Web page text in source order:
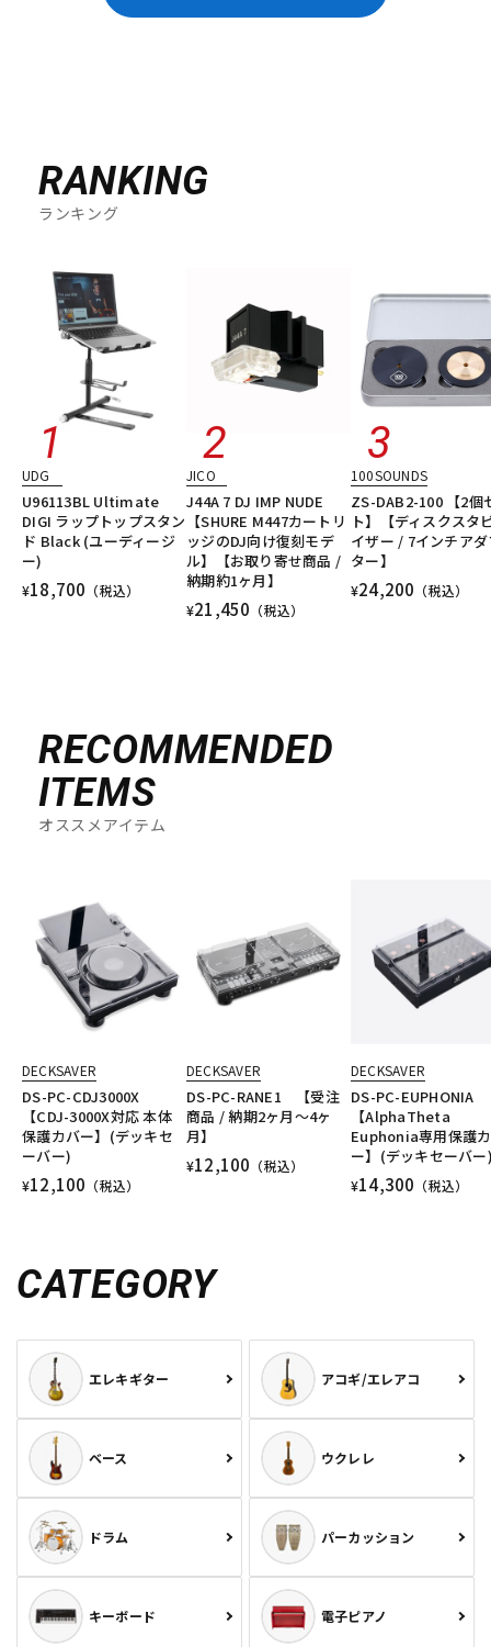
RANKING
ランキング
UDG
U96113BL Ultimate
DIGI ラップトップスタン
ド Black (ユーディージ
ー)
¥18,700 （税込）
JICO
J44A 7 DJ IMP NUDE
【SHURE M447カートリ
ッジのDJ向け復刻モデ
ル】【お取り寄せ商品 /
納期約1ヶ月】
¥21,450 （税込）
100SOUNDS
ZS-DAB2-100 【2個
ト】【ディスクスタ
イザー / 7インチア
ター】
¥24,200 （税込）
RECOMMENDED
ITEMS
オススメアイテム
DECKSAVER
DS-PC-CDJ3000X
【CDJ-3000X対応 本体
保護カバー】(デッキセ
ーバー)
¥12,100 （税込）
DECKSAVER
DS-PC-RANE1 【受注
商品 / 納期2ヶ月～4ヶ
月】
¥12,100 （税込）
DECKSAVER
DS-PC-EUPHONIA
【AlphaTheta
Euphonia専用保護
ー】(デッキセーバ
¥14,300 （税込）
CATEGORY
エレキギター アコギ/エレアコ
ベース ウクレレ
ドラム パーカッション
キーボード 電子ピアノ